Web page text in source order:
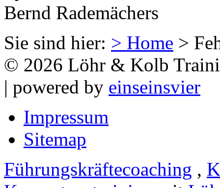
Sie sind hier: > Home >
© 2026 Löhr & Kolb
| powered by einseinsvier
Impressum
Sitemap
Führungskräftecoaching ,